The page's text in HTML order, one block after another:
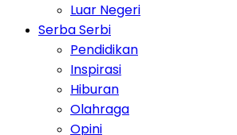
Luar Negeri
Serba Serbi
Pendidikan
Inspirasi
Hiburan
Olahraga
Opini